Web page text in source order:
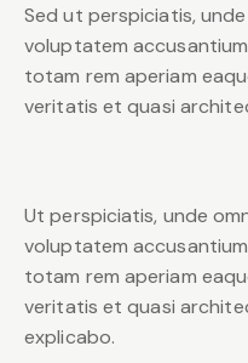
Sed ut perspiciatis,
voluptatem
totam rem aperiam
veritatis et quasi
Ut perspiciatis, unde
voluptatem
totam rem aperiam
veritatis et quasi
explicabo.